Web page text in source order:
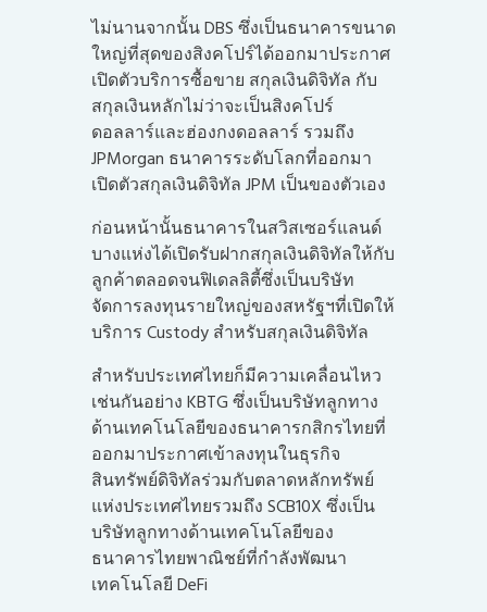
ไม่นานจากนั้น DBS ซึ่งเป็นธนาคารขนาด
ใหญ่ที่สุดของสิงคโปร์ได้ออกมาประกาศ
เปิดตัวบริการซื้อขาย สกุลเงินดิจิทัล กับ
สกุลเงินหลักไม่ว่าจะเป็นสิงคโปร์
ดอลลาร์และฮ่องกงดอลลาร์ รวมถึง
JPMorgan ธนาคารระดับโลกที่ออกมา
เปิดตัวสกุลเงินดิจิทัล JPM เป็นของตัวเอง
ก่อนหน้านั้นธนาคารในสวิสเซอร์แลนด์
บางแห่งได้เปิดรับฝากสกุลเงินดิจิทัลให้กับ
ลูกค้าตลอดจนฟิเดลลิตี้ซึ่งเป็นบริษัท
จัดการลงทุนรายใหญ่ของสหรัฐฯที่เปิดให้
บริการ Custody สำหรับสกุลเงินดิจิทัล
สำหรับประเทศไทยก็มีความเคลื่อนไหว
เช่นกันอย่าง KBTG ซึ่งเป็นบริษัทลูกทาง
ด้านเทคโนโลยีของธนาคารกสิกรไทยที่
ออกมาประกาศเข้าลงทุนในธุรกิจ
สินทรัพย์ดิจิทัลร่วมกับตลาดหลักทรัพย์
แห่งประเทศไทยรวมถึง SCB10X ซึ่งเป็น
บริษัทลูกทางด้านเทคโนโลยีของ
ธนาคารไทยพาณิชย์ที่กำลังพัฒนา
เทคโนโลยี DeFi